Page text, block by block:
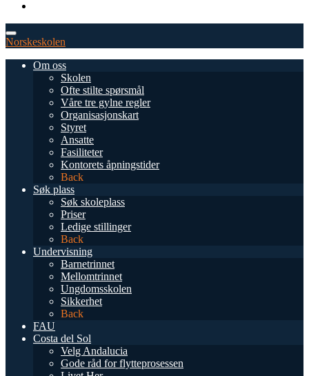
Norskeskolen
Om oss
Skolen
Ofte stilte spørsmål
Våre tre gylne regler
Organisasjonskart
Styret
Ansatte
Fasiliteter
Kontorets åpningstider
Back
Søk plass
Søk skoleplass
Priser
Ledige stillinger
Back
Undervisning
Barnetrinnet
Mellomtrinnet
Ungdomsskolen
Sikkerhet
Back
FAU
Costa del Sol
Velg Andalucia
Gode råd for flytteprosessen